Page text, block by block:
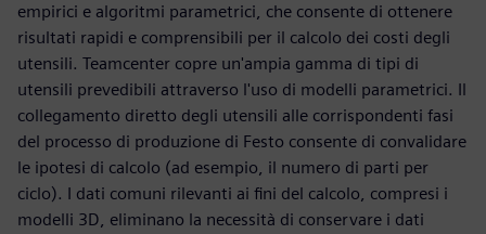
empirici e algoritmi parametrici, che consente di ottenere
risultati rapidi e comprensibili per il calcolo dei costi degli
utensili. Teamcenter copre un'ampia gamma di tipi di
utensili prevedibili attraverso l'uso di modelli parametrici. Il
collegamento diretto degli utensili alle corrispondenti fasi
del processo di produzione di Festo consente di convalidare
le ipotesi di calcolo (ad esempio, il numero di parti per
ciclo). I dati comuni rilevanti ai fini del calcolo, compresi i
modelli 3D, eliminano la necessità di conservare i dati